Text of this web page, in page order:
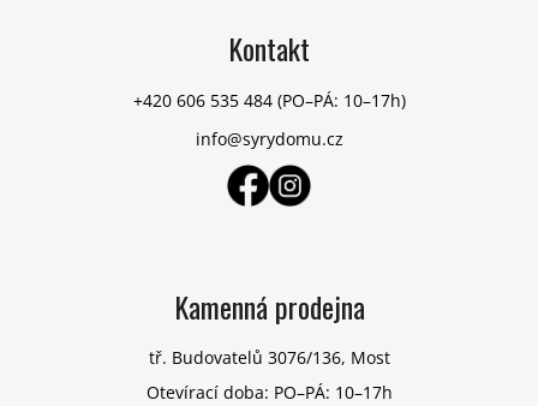
Kontakt
+420 606 535 484 (PO–PÁ: 10–17h)
info@syrydomu.cz
Kamenná prodejna
tř. Budovatelů 3076/136, Most
Otevírací doba: PO–PÁ: 10–17h